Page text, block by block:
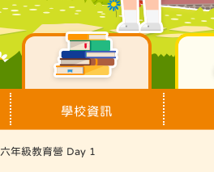
學校資訊
六年級教育營 Day 1